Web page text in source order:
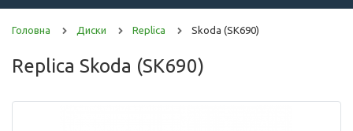
Головна Диски Replica Skoda (SK690)
Replica Skoda (SK690)